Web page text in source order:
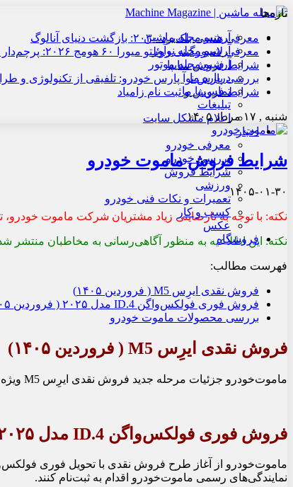
آرشیو مجله ماشین
آرشیو مجله نوآور
آرشیو مجله موتور
درباره ما
تماس با ما
تبلیغات
اعلام مشکل سایت
اخبار
معرفی خودرو
بررسی خودرو
شرایط فروش
ورزشی
تعمیرات و نکات فنی خودرو
کسب و کار
عکس
فروشگاه
تازه‌ها
معرفی هنسی بلک‌برد ۲۰۳۰: بازگشت دنیای آنالوگ
معرفی لامبورگینی روئلتو میورا ۶۰ هومج ۲۰۲۶: پرچم‌دار هیبریدی
شرایط فروش سایپا
بررسی پارس نوآ پارس خودرو: تلفیقی از تکنولوژی و
شرایط فروش و ثبت نام زامیاد
شنبه , ۱۷ مرداد ۱۴۰۵
شرایط فروش ماموت خودرو
۱۴۰۵-۰۱-۳۰
نکته: با توجه به نارضایتی زیاد مشتریان شرکت ماموت
نکته: این اطلاعیه به منظور آگاهی‌رسانی به مخاطبان منتشر
فهرست مطالب:
فروش نقدی ایرِس M5 ( فروردین ۱۴۰۵)
فروش فوری فولکس‌واگن ID.4 مدل ۲۰۲۵ ( فروردین ۱۴۰۵)
بررسی محصولات ماموت خودرو
فروش نقدی ایرِس M5 ( فروردین ۱۴۰۵)
ماموت‌خودرو جزئیات مرحله جدید فروش نقدی ایرِس M5 ویژه متقاضیان فروردین 1405 را اعلام کرد. براساس اطلاعیه این شرکت، در این دوره ثبت‌نام، قیمت خودرو به‌صورت قطعی تعیین شده و تحویل خودروها به‌صورت فوری انجام می‌شود.
فروش فوری فولکس‌واگن ID.4 مدل ۲۰۲۵ ( فروردین ۱۴۰۵)
نمایندگی‌های رسمی ماموت‌خودرو اقدام به ثبت‌نام کنند.